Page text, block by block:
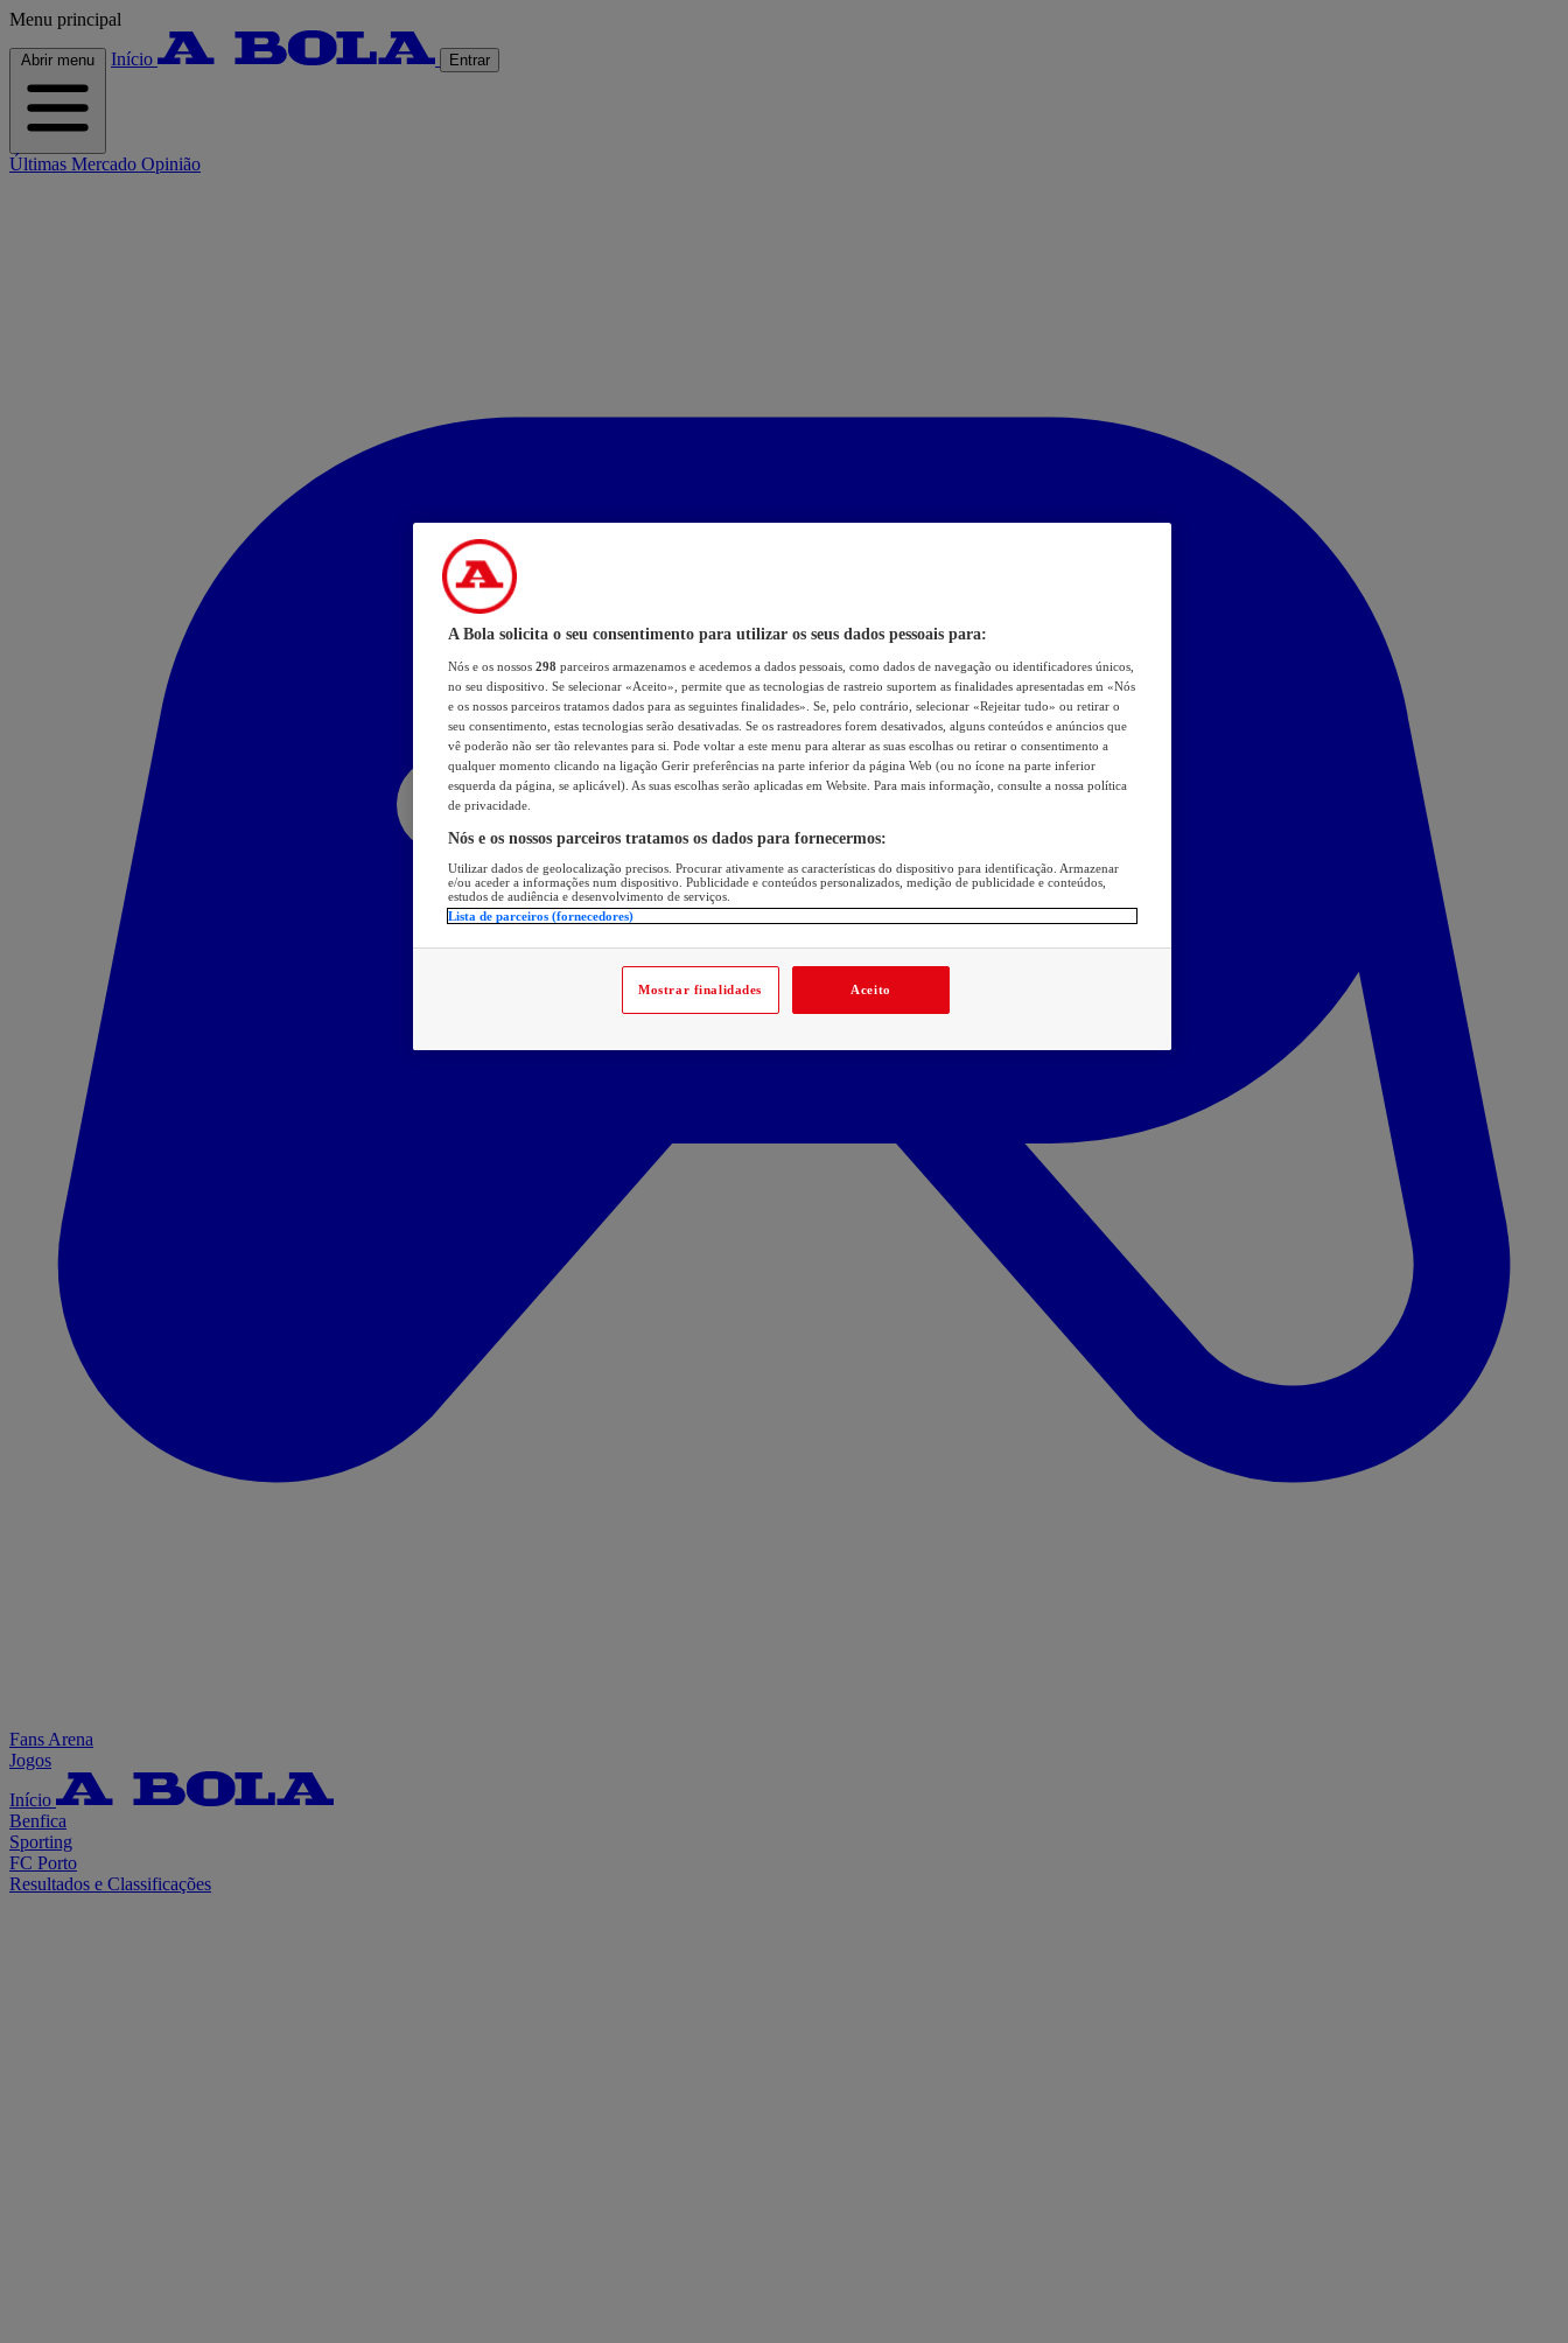
Menu principal
Abrir menu Início Entrar
Últimas Mercado Opinião
Fans Arena
Jogos
Início
Benfica
Sporting
FC Porto
Resultados e Classificações
A Bola solicita o seu consentimento para utilizar os seus dados pessoais para:
Nós e os nossos 298 parceiros armazenamos e acedemos a dados pessoais, como dados de navegação ou identificadores únicos,
no seu dispositivo. Se selecionar «Aceito», permite que as tecnologias de rastreio suportem as finalidades apresentadas em «Nós
e os nossos parceiros tratamos dados para as seguintes finalidades». Se, pelo contrário, selecionar «Rejeitar tudo» ou retirar o
seu consentimento, estas tecnologias serão desativadas. Se os rastreadores forem desativados, alguns conteúdos e anúncios que
vê poderão não ser tão relevantes para si. Pode voltar a este menu para alterar as suas escolhas ou retirar o consentimento a
qualquer momento clicando na ligação Gerir preferências na parte inferior da página Web (ou no ícone na parte inferior
esquerda da página, se aplicável). As suas escolhas serão aplicadas em Website. Para mais informação, consulte a nossa política
de privacidade.
Nós e os nossos parceiros tratamos os dados para fornecermos:
Utilizar dados de geolocalização precisos. Procurar ativamente as características do dispositivo para identificação. Armazenar
e/ou aceder a informações num dispositivo. Publicidade e conteúdos personalizados, medição de publicidade e conteúdos,
estudos de audiência e desenvolvimento de serviços.
Lista de parceiros (fornecedores)
Mostrar finalidades Aceito